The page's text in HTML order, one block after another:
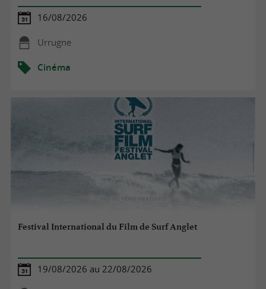
16/08/2026
Urrugne
Cinéma
Festival International du Film de Surf Anglet
19/08/2026 au 22/08/2026